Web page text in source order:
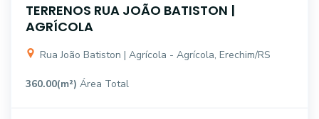
TERRENOS RUA JOÃO BATISTON |
AGRÍCOLA
Rua João Batiston | Agrícola - Agrícola, Erechim/RS
360.00(m²) Área Total